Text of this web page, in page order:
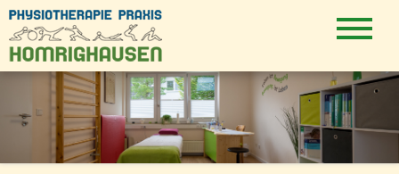
Zum
Inhalt
springen
Homrighausen